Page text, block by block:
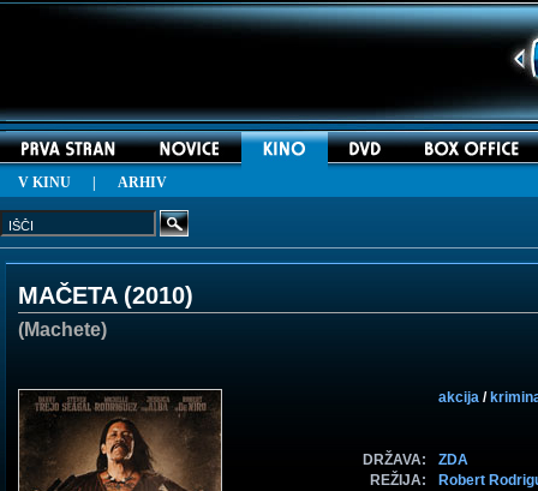
V KINU ARHIV
MAČETA (2010)
(Machete)
akcija /
DRŽAVA:
ZDA
REŽIJA:
Robert